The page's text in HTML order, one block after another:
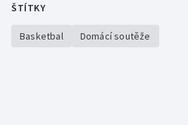
ŠTÍTKY
Basketbal Domácí soutěže